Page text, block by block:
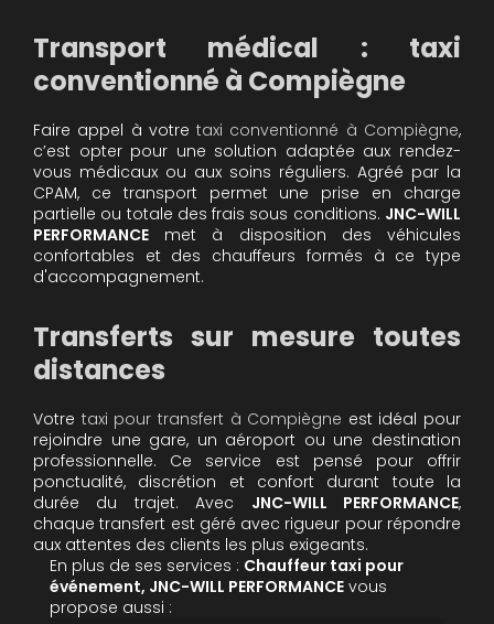
Transport médical : taxi
conventionné à Compiègne
Faire appel à votretaxi conventionné à Compiègne,
c’est opter pour une solution adaptée aux rendez-
vous médicaux ou aux soins réguliers. Agréé par la
CPAM, ce transport permet une prise en charge
partielle ou totale des frais sous conditions. JNC-WILL
PERFORMANCE met à disposition des véhicules
confortables et des chauffeurs formés à ce type
d'accompagnement.
Transferts sur mesure toutes
distances
Votre taxi pour transfert à Compiègne est idéal pour
rejoindre une gare, un aéroport ou une destination
professionnelle. Ce service est pensé pour offrir
ponctualité, discrétion et confort durant toute la
durée du trajet. Avec JNC-WILL PERFORMANCE,
chaque transfert est géré avec rigueur pour répondre
aux attentes des clients les plus exigeants.
En plus de ses services : Chauffeur taxi pour
événement, JNC-WILL PERFORMANCE vous
propose aussi :